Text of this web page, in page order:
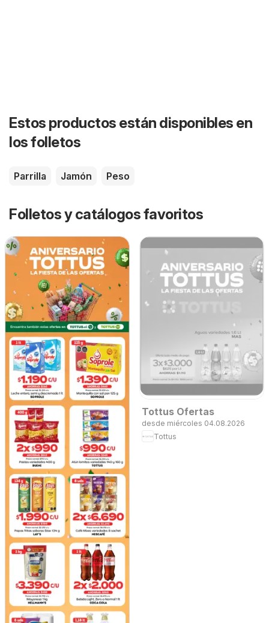
Estos productos están disponibles en
los folletos
Parrilla Jamón Peso
Folletos y catálogos favoritos
Tottus Ofertas
desde miércoles 04.08.2026
Tottus